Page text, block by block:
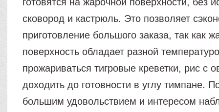
сковород и кастрюль. Это позволяет
приготовление большого заказа, так как
поверхность обладает разной
прожариваться тигровые креветки, рис с
доходить до готовности в углу тимпане.
большим удовольствием и интересом